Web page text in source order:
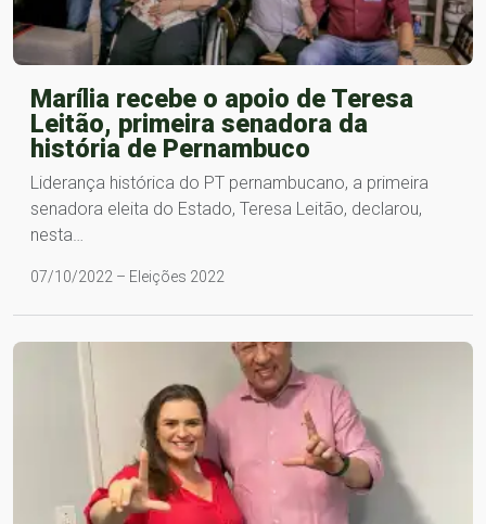
Marília recebe o apoio de Teresa
Leitão, primeira senadora da
história de Pernambuco
Liderança histórica do PT pernambucano, a primeira
senadora eleita do Estado, Teresa Leitão, declarou,
nesta…
07/10/2022 – Eleições 2022